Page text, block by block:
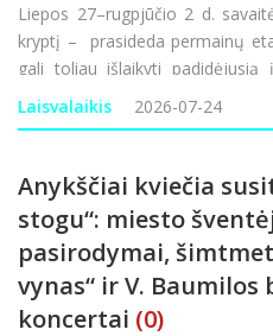
Liepos 27–rugpjūčio 2 d.
kryptį – prasideda permainų
gali toliau išlaikyti padidėjusią
Marsu gali skatinti
logistikos ir ene
Laisvalaikis 2026-07-24
Anykščiai kviečia
stogu“: miesto
pasirodymai,
vynas“ ir V. Baumilos
koncertai (0)